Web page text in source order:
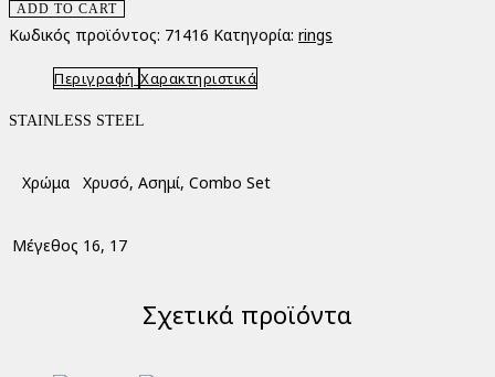
ADD TO CART
Κωδικός προϊόντος: 71416 Κατηγορία: rings
Περιγραφή Χαρακτηριστικά
STAINLESS STEEL
Χρώμα Χρυσό, Ασημί, Combo Set
Μέγεθος 16, 17
Σχετικά προϊόντα